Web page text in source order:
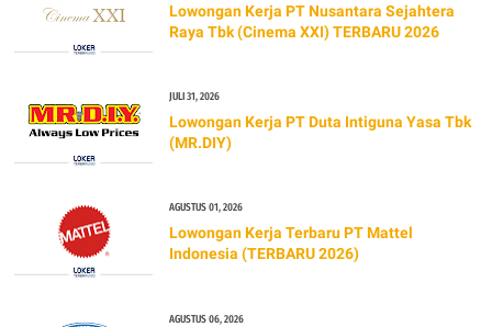
Lowongan Kerja PT Nusantara Sejahtera
Raya Tbk (Cinema XXI) TERBARU 2026
JULI 31, 2026
Lowongan Kerja PT Duta Intiguna Yasa Tbk
(MR.DIY)
AGUSTUS 01, 2026
Lowongan Kerja Terbaru PT Mattel
Indonesia (TERBARU 2026)
AGUSTUS 06, 2026